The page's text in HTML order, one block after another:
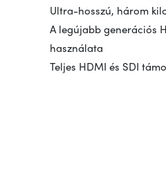
Ultra-hosszú, három
A legújabb generációs
használata
Teljes HDMI és SDI